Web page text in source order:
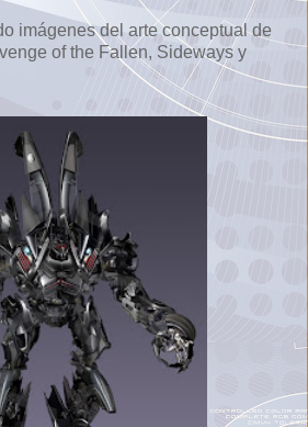
imágenes del arte conceptual de
of the Fallen, Sideways y